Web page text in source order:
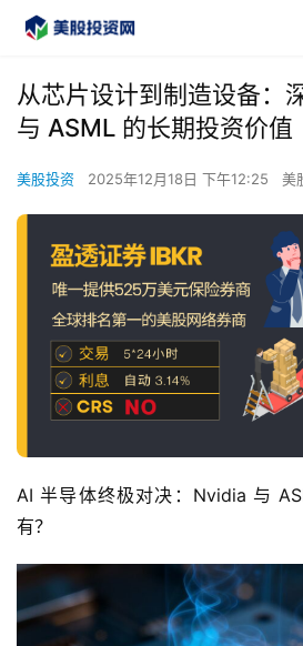
从芯片设计到制造设备：
与 ASML 的长期投资价值
美股投资 2025年12月18日 下午12:25 美
AI 半导体终极对决：Nvidia 与
有？